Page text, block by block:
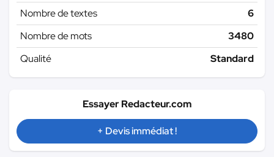
Nombre de textes
6
Nombre de mots
3480
Qualité
Standard
Essayer Redacteur.com
+ Devis immédiat !